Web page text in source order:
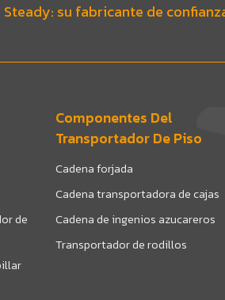
Steady: su fabricante de
de
Componentes Del
Transportador De Piso
Cadena forjada
Cadena transportadora de cajas
Cadena de ingenios azucareros
Transportador de rodillos